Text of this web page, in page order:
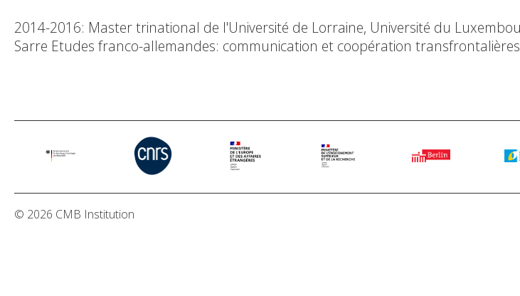
2014-2016: Master trinational de l'Université de Lorraine, Université du
Sarre Etudes franco-allemandes: communication et coopération transfrontalières
© 2026 CMB Institution